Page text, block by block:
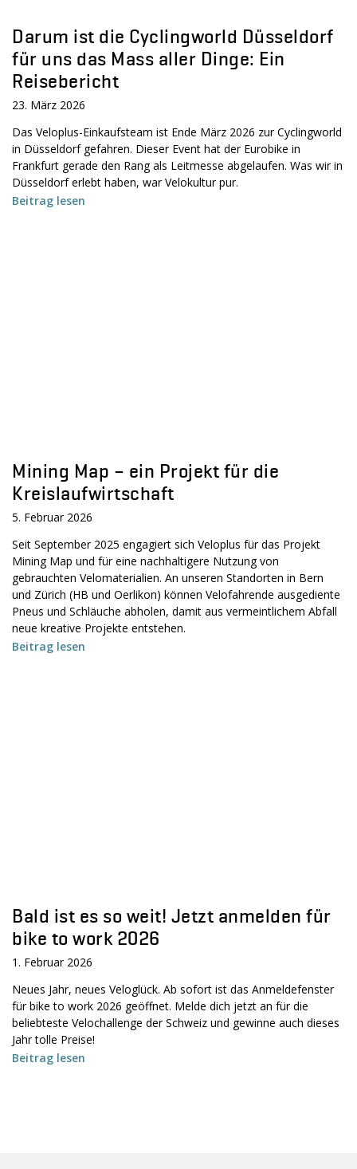
Darum ist die Cyclingworld Düsseldorf
für uns das Mass aller Dinge: Ein
Reisebericht
23. März 2026
Das Veloplus-Einkaufsteam ist Ende März 2026 zur Cyclingworld
in Düsseldorf gefahren. Dieser Event hat der Eurobike in
Frankfurt gerade den Rang als Leitmesse abgelaufen. Was wir in
Düsseldorf erlebt haben, war Velokultur pur.
Beitrag lesen
Mining Map – ein Projekt für die
Kreislaufwirtschaft
5. Februar 2026
Seit September 2025 engagiert sich Veloplus für das Projekt
Mining Map und für eine nachhaltigere Nutzung von
gebrauchten Velomaterialien. An unseren Standorten in Bern
und Zürich (HB und Oerlikon) können Velofahrende ausgediente
Pneus und Schläuche abholen, damit aus vermeintlichem Abfall
neue kreative Projekte entstehen.
Beitrag lesen
Bald ist es so weit! Jetzt anmelden für
bike to work 2026
1. Februar 2026
Neues Jahr, neues Veloglück. Ab sofort ist das Anmeldefenster
für bike to work 2026 geöffnet. Melde dich jetzt an für die
beliebteste Velochallenge der Schweiz und gewinne auch dieses
Jahr tolle Preise!
Beitrag lesen